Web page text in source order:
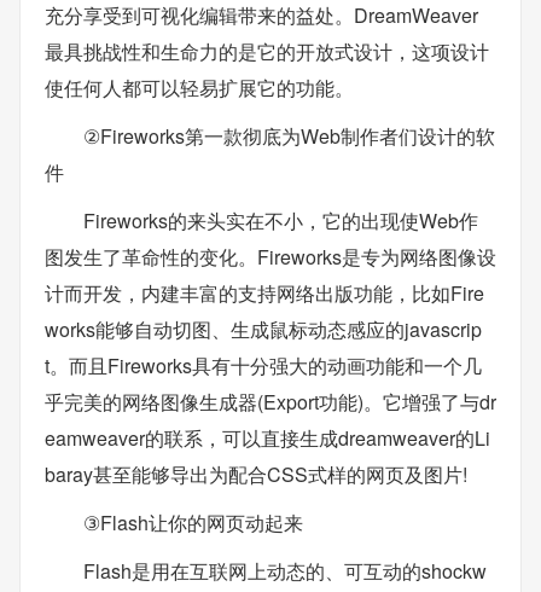
充分享受到可视化编辑带来的益处。DreamWeaver
最具挑战性和生命力的是它的开放式设计，这项设计
使任何人都可以轻易扩展它的功能。
②Fireworks第一款彻底为Web制作者们设计的软
件
Fireworks的来头实在不小，它的出现使Web作
图发生了革命性的变化。Fireworks是专为网络图像设
计而开发，内建丰富的支持网络出版功能，比如Fire
works能够自动切图、生成鼠标动态感应的javascrip
t。而且Fireworks具有十分强大的动画功能和一个几
乎完美的网络图像生成器(Export功能)。它增强了与dr
eamweaver的联系，可以直接生成dreamweaver的Li
baray甚至能够导出为配合CSS式样的网页及图片!
③Flash让你的网页动起来
Flash是用在互联网上动态的、可互动的shockw